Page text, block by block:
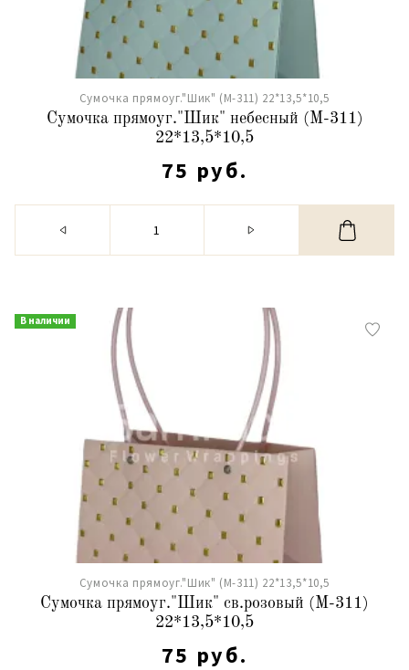
Сумочка прямоуг."Шик" (М-311) 22*13,5*10,5
Сумочка прямоуг."Шик" небесный (М-311)
22*13,5*10,5
75 руб.
В наличии
Сумочка прямоуг."Шик" (М-311) 22*13,5*10,5
Сумочка прямоуг."Шик" св.розовый (М-311)
22*13,5*10,5
75 руб.